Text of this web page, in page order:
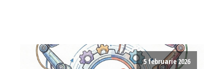
5 februarie 2026